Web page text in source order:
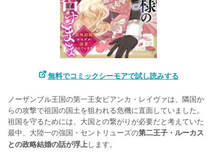
無料でコミックシーモアで試し読みする
ノーザンブル王国の第一王女ビアンカ・レイヴァは、隣国か
らの攻撃で祖国の国土を狙われる危機に直面していました。
祖国を守るためには、大国との繋がりが必要だと考えていた
最中、大陸一の強国・セントリューズの第二王子・ルーカス
との政略結婚の話が浮上します。